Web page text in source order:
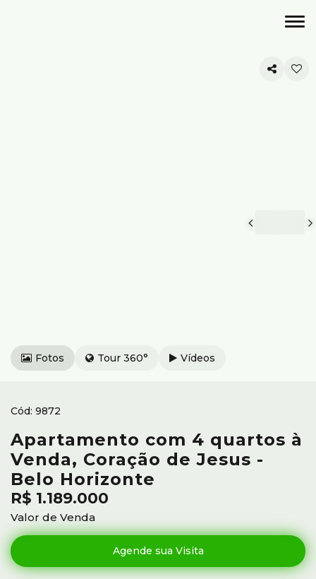
Fotos Tour 360° Vídeos
Apartamento com 4 quartos à
Venda, Coração de Jesus -
Belo Horizonte
R$ 1.189.000
Valor de Venda
9872